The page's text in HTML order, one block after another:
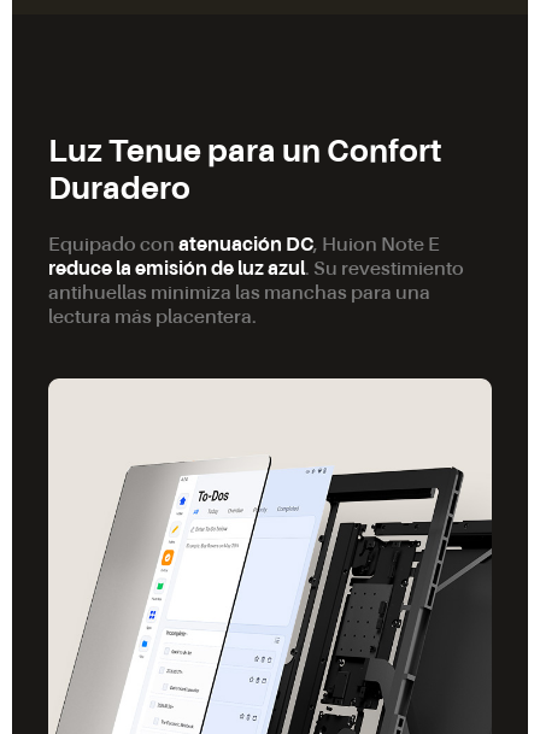
Luz Tenue para un Confort
Duradero
Equipado con atenuación DC, Huion Note E
reduce la emisión de luz azul. Su revestimiento
antihuellas minimiza las manchas para una
lectura más placentera.